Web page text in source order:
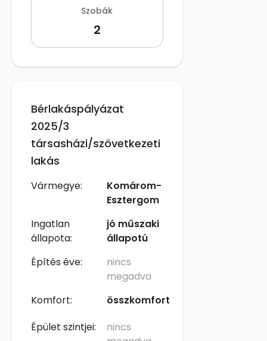
Szobák
2
Bérlakáspályázat
2025/3
társasházi/szövetkezeti
lakás
Vármegye:
Komárom-
Esztergom
Ingatlan
állapota:
jó műszaki
állapotú
Építés éve:
nincs
megadva
Komfort:
összkomfort
Épület szintjei:
nincs